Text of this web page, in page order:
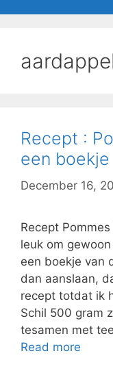
Recept :
een boekje
December 16,
Recept
leuk om
een boekje van
dan aanslaan,
recept totdat ik
Schil 500 gram
tesamen met
Read more